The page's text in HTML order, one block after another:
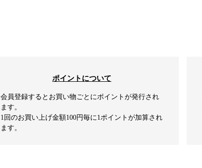
ポイントについて
会員登録するとお買い物ごとにポイントが発行され
ます。
1回のお買い上げ金額100円毎に1ポイントが加算され
ます。